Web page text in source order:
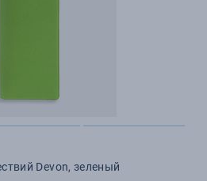
Devon, зеленый